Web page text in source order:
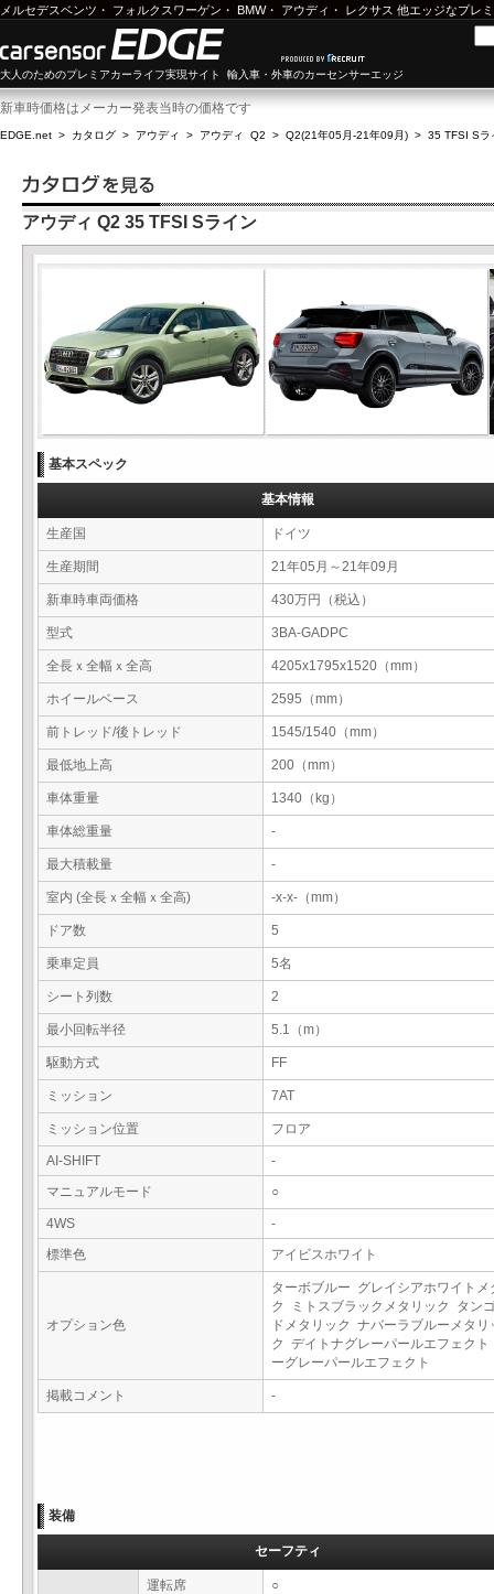
メルセデスベンツ ・ フォルクスワーゲン ・ BMW・ アウディ ・ レクサス 他エッジなプレ
大人のためのプレミアカーライフ実現サイト 輸入車・外車のカーセンサーエッジ
新車時価格はメーカー発表当時の価格です
EDGE.net > カタログ > アウディ > アウディ Q2 > Q2(21年05月-21年09月) > 35 TFSI Sラ
アウディ Q2 35 TFSI Sライン
基本スペック
基本情報
生産国 ドイツ
生産期間 21年05月～21年09月
新車時車両価格 430万円（税込）
型式 3BA-GADPC
全長ｘ全幅ｘ全高 4205x1795x1520（mm）
ホイールベース 2595（mm）
前トレッド/後トレッド 1545/1540（mm）
最低地上高 200（mm）
車体重量 1340（kg）
車体総重量 -
最大積載量 -
室内 (全長ｘ全幅ｘ全高) -x-x-（mm）
ドア数 5
乗車定員 5名
シート列数 2
最小回転半径 5.1（m）
駆動方式 FF
ミッション 7AT
ミッション位置 フロア
AI-SHIFT
-
マニュアルモード
○
4WS
-
標準色
アイビスホワイト
オプション色
ターボブルー グレイシアホワイトメ
ク ミトスブラックメタリック タン
ドメタリック ナバーラブルーメタリ
ク デイトナグレーパールエフェク
ーグレーパールエフェクト
掲載コメント -
装備
セーフティ
運転席 ○